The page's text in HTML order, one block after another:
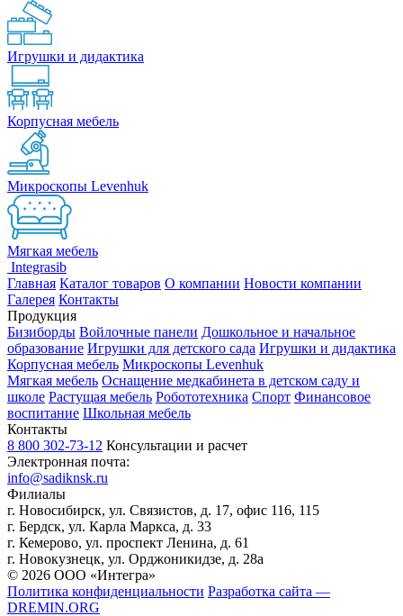
Игрушки и дидактика
Корпусная мебель
Микроскопы Levenhuk
Мягкая мебель
Integrasib
Главная Каталог товаров О компании Новости компании
Галерея Контакты
Продукция
Бизиборды Войлочные панели Дошкольное и начальное
образование Игрушки для детского сада Игрушки и дидактика
Корпусная мебель Микроскопы Levenhuk
Мягкая мебель Оснащение медкабинета в детском саду и
школе Растущая мебель Робототехника Спорт Финансовое
воспитание Школьная мебель
Контакты
8 800 302-73-12 Консультации и расчет
Электронная почта:
info@sadiknsk.ru
Филиалы
г. Новосибирск, ул. Связистов, д. 17, офис 116, 115
г. Бердск, ул. Карла Маркса, д. 33
г. Кемерово, ул. проспект Ленина, д. 61
г. Новокузнецк, ул. ​Орджоникидзе, д. 28а
© 2026 ООО «Интегра»
Политика конфиденциальности Разработка сайта —
DREMIN.ORG